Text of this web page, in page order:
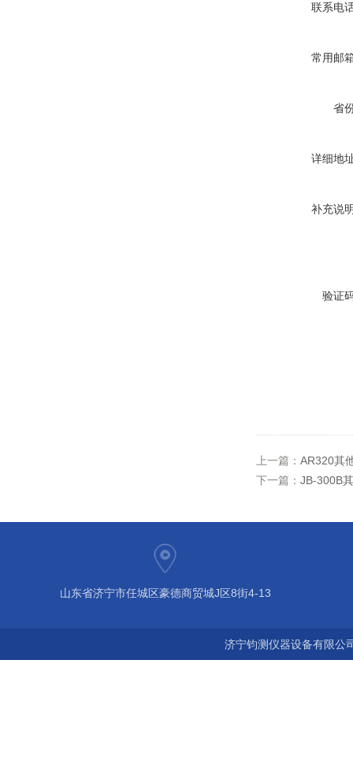
联系电
常用邮
省
详细地
补充说
验证
上一篇： AR320其
下一篇： JB-300B
山东省济宁市任城区豪德商贸城J区8街4-13
济宁钧测仪器设备有限